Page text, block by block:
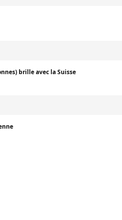
brille avec la Suisse